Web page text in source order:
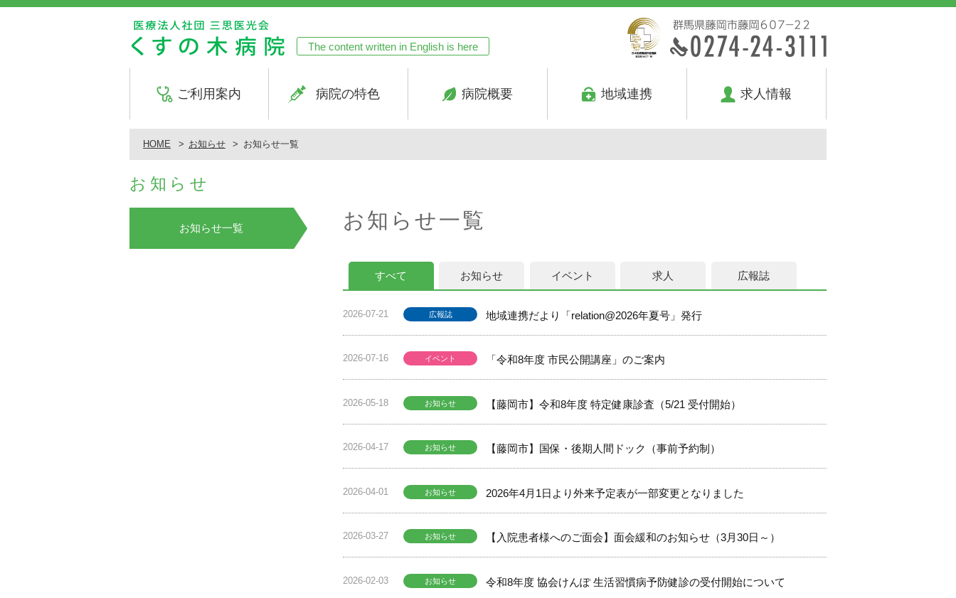
The content written in English is here
ご利用案内 病院の特色 病院概要 地域連携 求人情報
HOME お知らせ お知らせ一覧
お知らせ
お知らせ一覧
すべて お知らせ イベント 求人 広報誌
2026-07-21 広報誌 地域連携だより「relation@2026年夏号」発行
2026-07-16 イベント 「令和8年度 市民公開講座」のご案内
2026-05-18 お知らせ 【藤岡市】令和8年度 特定健康診査（5/21 受付開始）
2026-04-17 お知らせ 【藤岡市】国保・後期人間ドック（事前予約制）
2026-04-01 お知らせ 2026年4月1日より外来予定表が一部変更となりました
2026-03-27 お知らせ 【入院患者様へのご面会】面会緩和のお知らせ（3月30日～）
2026-02-03 お知らせ 令和8年度 協会けんぽ 生活習慣病予防健診の受付開始について
お知らせ一覧